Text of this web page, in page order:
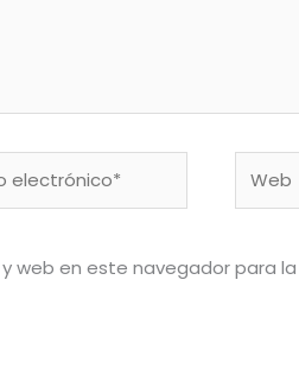
web en este navegador para